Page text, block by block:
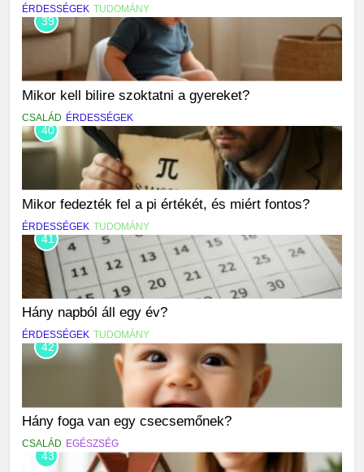
ÉRDESSÉGEK TUDOMÁNY
39
Mikor kell bilire szoktatni a gyereket?
CSALÁD ÉRDESSÉGEK
40
Mikor fedezték fel a pi értékét, és miért fontos?
ÉRDESSÉGEK TUDOMÁNY
41
Hány napból áll egy év?
ÉRDESSÉGEK TUDOMÁNY
42
Hány foga van egy csecsemőnek?
CSALÁD EGÉSZSÉG
43